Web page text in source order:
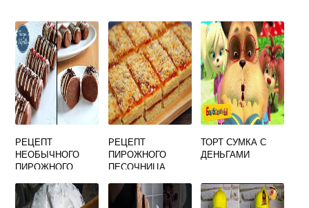
РЕЦЕПТ
НЕОБЫЧНОГО
ПИРОЖНОГО
РЕЦЕПТ
ПИРОЖНОГО
ПЕСОЧНИЦА
ТОРТ СУМКА С
ДЕНЬГАМИ